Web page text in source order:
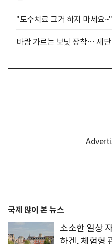
"도수치료 그거 하지 마세요
바람 가르는 보닛 장착… 세
국제 많이 본 뉴스
소소한 일상
하겐, 체험형